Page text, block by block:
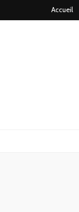
Accueil